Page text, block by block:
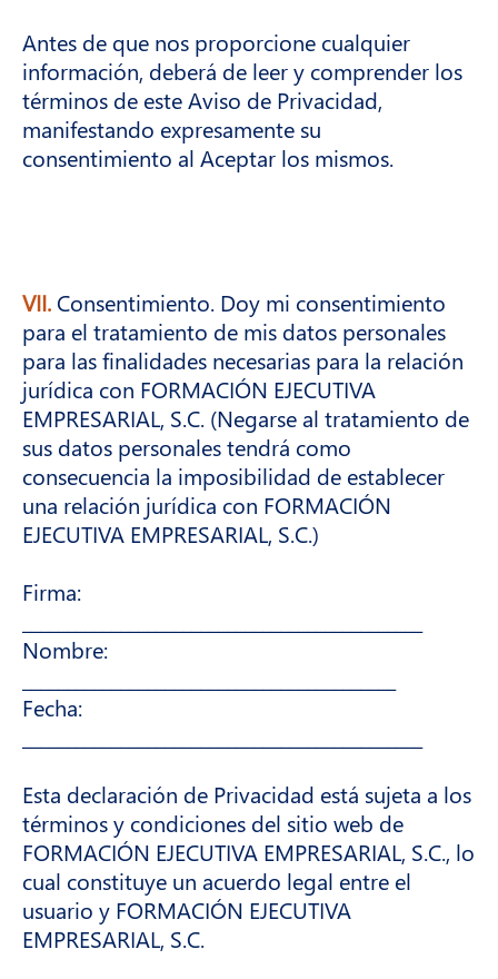
Antes de que nos proporcione cualquier
información, deberá de leer y comprender los
términos de este Aviso de Privacidad,
manifestando expresamente su
consentimiento al Aceptar los mismos.
VII. Consentimiento. Doy mi consentimiento
para el tratamiento de mis datos personales
para las finalidades necesarias para la relación
jurídica con FORMACIÓN EJECUTIVA
EMPRESARIAL, S.C. (Negarse al tratamiento de
sus datos personales tendrá como
consecuencia la imposibilidad de establecer
una relación jurídica con FORMACIÓN
EJECUTIVA EMPRESARIAL, S.C.)
Firma:
Nombre:
Fecha:
Esta declaración de Privacidad está sujeta a los
términos y condiciones del sitio web de
FORMACIÓN EJECUTIVA EMPRESARIAL, S.C., lo
cual constituye un acuerdo legal entre el
usuario y FORMACIÓN EJECUTIVA
EMPRESARIAL, S.C.